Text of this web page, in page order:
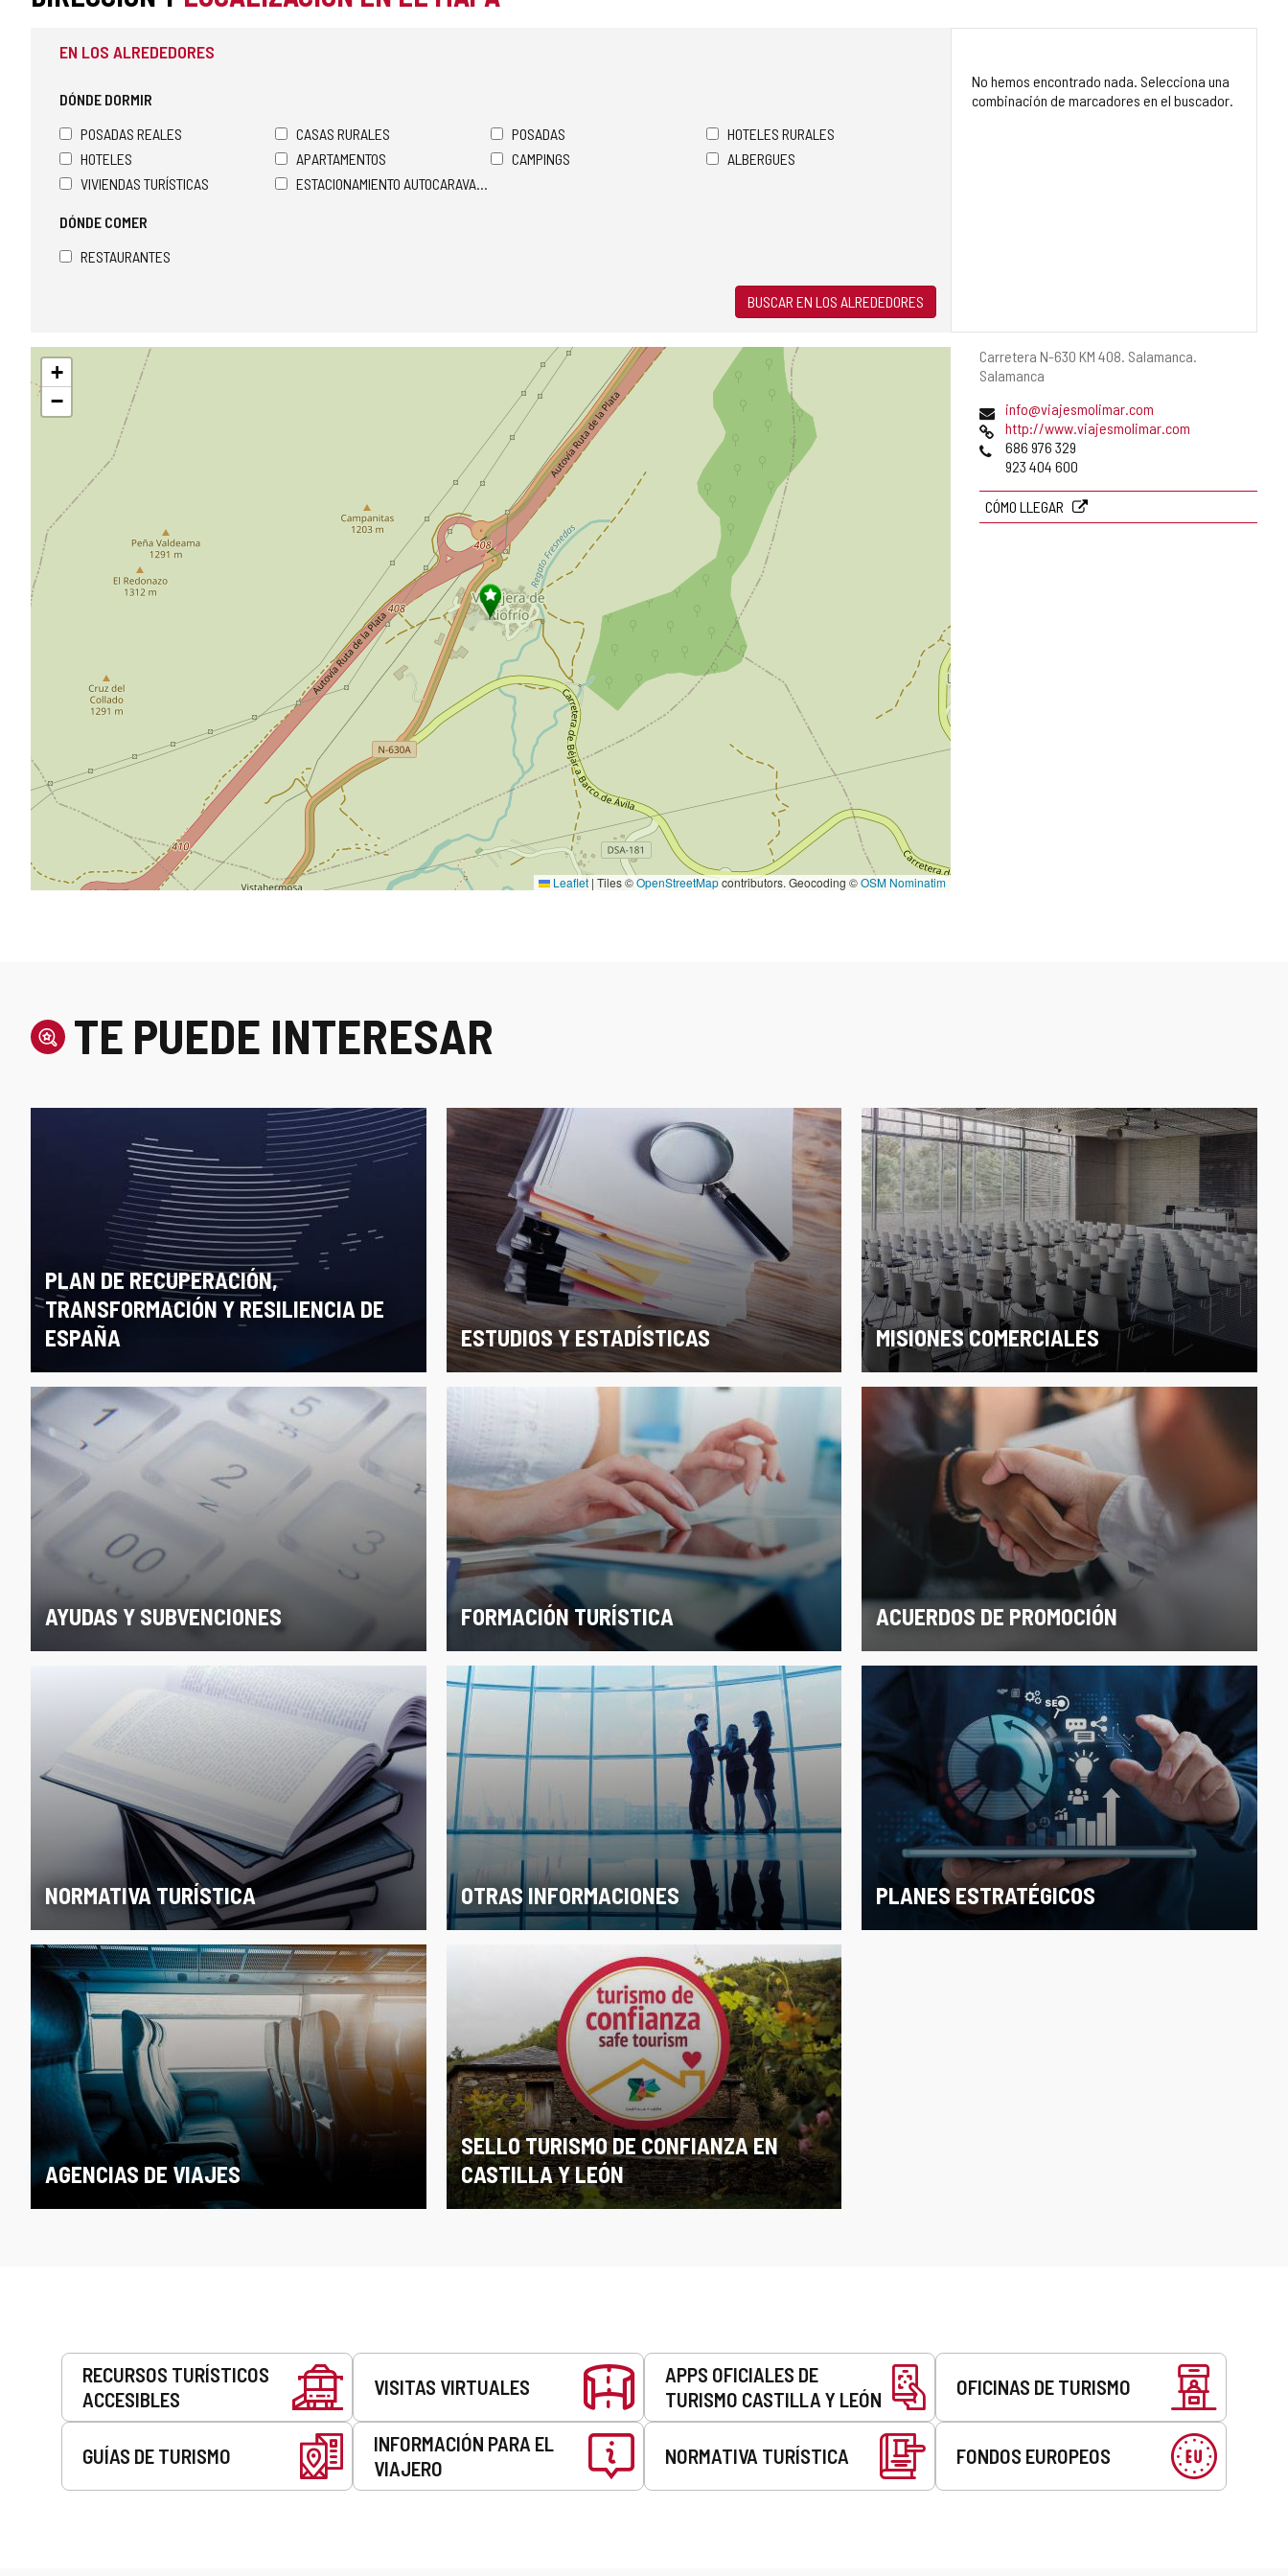
Dirección
postal
Carretera N-630 KM 408. Salamanca.
Salamanca
Dirección
de
correo
electrónico
info@viajesmolimar.com
Página
Web
http://www.viajesmolimar.com
Teléfonos
686 976 329
923 404 600
CÓMO LLEGAR
EN LOS ALREDEDORES
DÓNDE DORMIR
POSADAS REALES
CASAS RURALES POSADAS
HOTELES RURALES
HOTELES
APARTAMENTOS CAMPINGS
ALBERGUES
VIVIENDAS TURÍSTICAS
ESTACIONAMIENTO AUTOCARAVANAS
DÓNDE COMER
RESTAURANTES
BUSCAR EN LOS ALREDEDORES
No hemos encontrado nada. Selecciona una
combinación de marcadores en el buscador.
Saltar
mapa
+
−
Leaflet | Tiles ©OpenStreetMapcontributors. Geocoding ©OSM Nominatim
TE PUEDE INTERESAR
PLAN DE RECUPERACIÓN,
TRANSFORMACIÓN Y RESILIENCIA DE
ESPAÑA
ESTUDIOS Y ESTADÍSTICAS MISIONES COMERCIALES
AYUDAS Y SUBVENCIONES FORMACIÓN TURÍSTICA ACUERDOS DE PROMOCIÓN
NORMATIVA TURÍSTICA OTRAS INFORMACIONES PLANES ESTRATÉGICOS
AGENCIAS DE VIAJES
SELLO TURISMO DE CONFIANZA EN
CASTILLA Y LEÓN
Servicios
RECURSOS TURÍSTICOS
ACCESIBLES
VISITAS VIRTUALES
APPS OFICIALES DE
TURISMO CASTILLA Y LEÓN
OFICINAS DE TURISMO
GUÍAS DE TURISMO
INFORMACIÓN PARA EL
VIAJERO
NORMATIVA TURÍSTICA FONDOS EUROPEOS